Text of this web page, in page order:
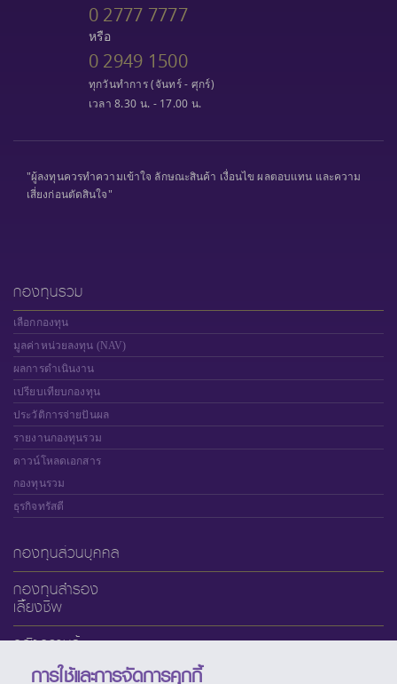
0 2777 7777
หรือ
0 2949 1500
ทุกวันทำการ (จันทร์ - ศุกร์)
เวลา 8.30 น. - 17.00 น.
"ผู้ลงทุนควรทำความเข้าใจ ลักษณะสินค้า เงื่อนไข ผลตอบแทน และความ
เสี่ยงก่อนตัดสินใจ"
กองทุนรวม
เลือกกองทุน
มูลค่าหน่วยลงทุน (NAV)
ผลการดำเนินงาน
เปรียบเทียบกองทุน
ประวัติการจ่ายปันผล
รายงานกองทุนรวม
ดาวน์โหลดเอกสาร
กองทุนรวม
ธุรกิจทรัสตี
กองทุนส่วนบุคคล
กองทุนสำรอง
เลี้ยงชีพ
คลังความรู้
การใช้และการจัดการคุกกี้